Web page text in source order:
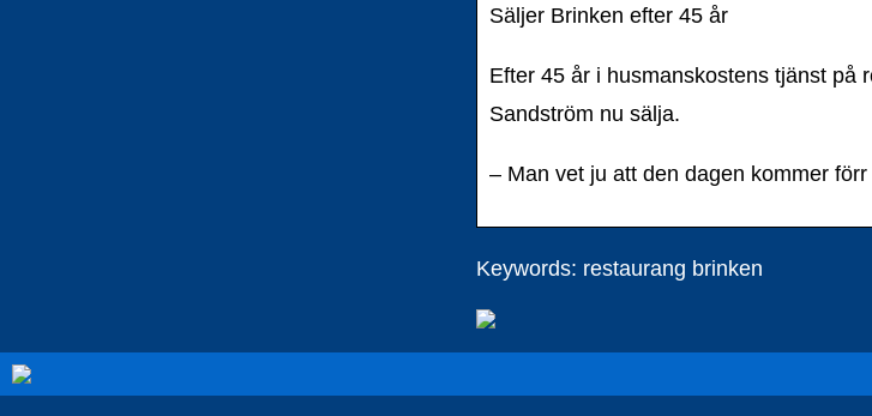
Säljer Brinken efter 45 år
Efter 45 år i husmanskostens tjänst på
Sandström nu sälja.
– Man vet ju att den dagen kommer
Keywords: restaurang brinken
Naturlig smink – Undvik